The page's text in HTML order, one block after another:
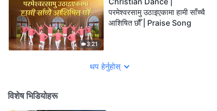
3:21
परमेश्‍वरसामु उठाइएकामा हामी साँच्चै
आशिषित छौँ | Praise Song
थप हेर्नुहोस्
विशेष भिडियोहरू